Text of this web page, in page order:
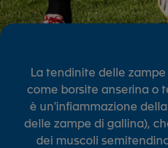
La tendinite delle
come borsite anserina o
è un'infiammazione
delle zampe di gallina),
dei muscoli